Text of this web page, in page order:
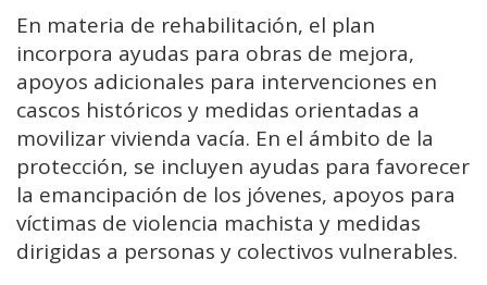
En materia de rehabilitación, el plan
incorpora ayudas para obras de mejora,
apoyos adicionales para intervenciones en
cascos históricos y medidas orientadas a
movilizar vivienda vacía. En el ámbito de la
protección, se incluyen ayudas para favorecer
la emancipación de los jóvenes, apoyos para
víctimas de violencia machista y medidas
dirigidas a personas y colectivos vulnerables.